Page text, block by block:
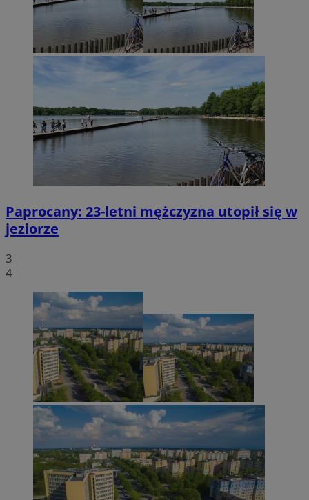
Paprocany: 23-letni mężczyzna utopił się w
jeziorze
3
4